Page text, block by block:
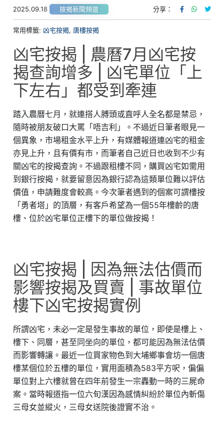
2025.09.18 按揭新聞頻道 分享：
常用標籤: 凶宅按揭, 唐樓按揭
凶宅按揭 | 農曆7月凶宅按
揭查詢增多 | 凶宅單位「上
下左右」都受到牽連
踏入農曆七月，就連搭人膊頭或直呼人全名都是禁忌，
隨時被朋友破口大罵「唔吉利」。不過近日筆者眼見一
個異象，市場租金水平上升，有媒體報道連凶宅的租金
亦見上升，且有價有市，而筆者自己近日也收到不少有
關凶宅的按揭查詢。不過跟租樓不同，購買凶宅如需用
到銀行按揭，就要留意因為銀行認為這類單位難以評估
價值，申請難度會較高。今次筆者遇到的個案可謂樓按
「勇者塔」的頂層，有客戶希望為一個55年樓齡的唐
樓、位於凶宅單位正樓下的單位做按揭！
凶宅按揭 | 因為無法估價而
影響按揭及買賣 | 事故單位
樓下凶宅按揭實例
所謂凶宅，未必一定是發生事故的單位，即使是樓上、
樓下、同層，甚至同坐向的單位，都可能因為無法估價
而影響轉讓。最近一位買家物色到大埔鄉事會坊一個唐
樓某個位於五樓的單位，實用面積為583平方呎，偏偏
單位對上六樓就曾在四年前發生一宗轟動一時的三屍命
案。當時報道指一位六旬漢因為感情糾紛於單位內斬傷
三母女並縱火，三母女送院後證實不治。